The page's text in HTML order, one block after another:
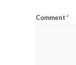
Comment*